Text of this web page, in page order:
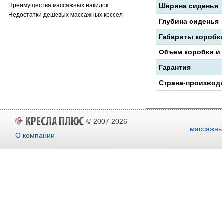
Преимущества массажных накидок
Недостатки дешёвых массажных кресел
Ширина сиденья
Глубина сиденья
Габариты
Объем коробки и
Гарантия
Страна-
© 2007-2026
О компании